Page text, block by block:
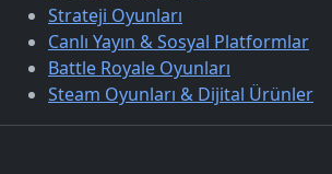
Strateji Oyunları
Canlı Yayın & Sosyal Platformlar
Battle Royale Oyunları
Steam Oyunları & Dijital Ürünler